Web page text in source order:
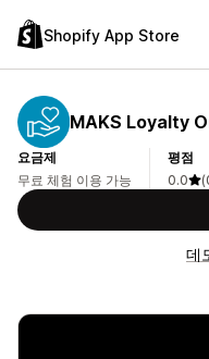
Shopify App Store
MAKS Loyalty
요금제
무료 체험 이용 가능
평점
0.0
데